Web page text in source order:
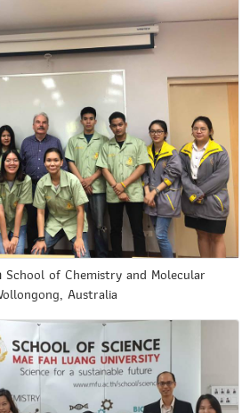
School of Chemistry and Molecular
Australia